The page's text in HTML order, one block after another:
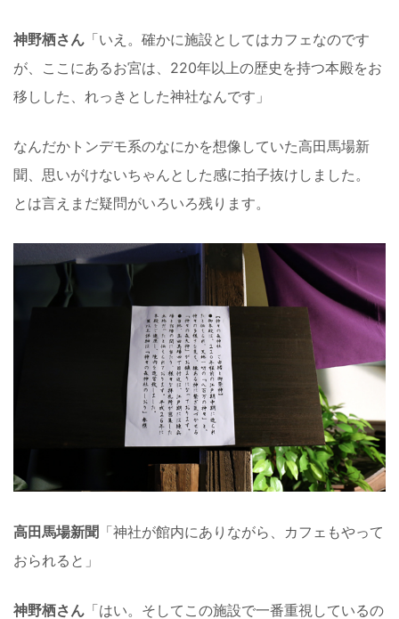
神野栖さん 「いえ。確かに施設としてはカフェなのです
が、ここにあるお宮は、220年以上の歴史を持つ本殿をお
移しした、れっきとした神社なんです」
なんだかトンデモ系のなにかを想像していた高田馬場新
聞、思いがけないちゃんとした感に拍子抜けしました。
とは言えまだ疑問がいろいろ残ります。
高田馬場新聞 「神社が館内にありながら、カフェもやって
おられると」
神野栖さん 「はい。そしてこの施設で一番重視しているの